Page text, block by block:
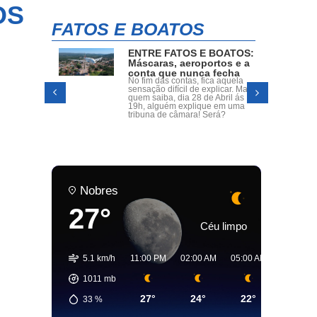
FATOS E BOATOS
ENTRE FATOS E BOATOS:
Máscaras, aeroportos e a
conta que nunca fecha
No fim das contas, fica aquela
sensação difícil de explicar. Mas
quem saiba, dia 28 de Abril ás
19h, alguém explique em uma
tribuna de câmara! Será?
Nobres
27° Céu limpo
5.1 km/h
1011 mb
33%
11:00 PM
27°
02:00 AM
24°
05:00 AM
22°